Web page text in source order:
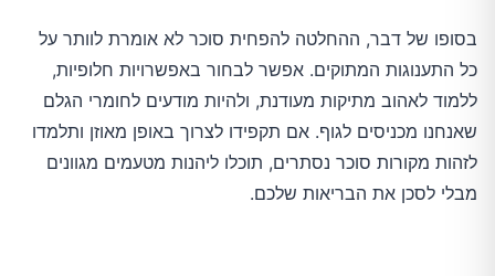
בסופו של דבר, ההחלטה להפחית סוכר לא אומרת לוותר על
כל התענוגות המתוקים. אפשר לבחור באפשרויות חלופיות,
ללמוד לאהוב מתיקות מעודנת, ולהיות מודעים לחומרי הגלם
שאנחנו מכניסים לגוף. אם תקפידו לצרוך באופן מאוזן ותלמדו
לזהות מקורות סוכר נסתרים, תוכלו ליהנות מטעמים מגוונים
מבלי לסכן את הבריאות שלכם.